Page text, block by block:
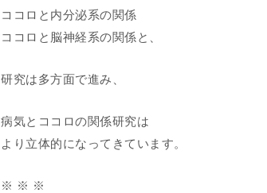
ココロと内分泌系の関係
ココロと脳神経系の関係と、
研究は多方面で進み、
病気とココロの関係研究は
より立体的になってきています。
※ ※ ※